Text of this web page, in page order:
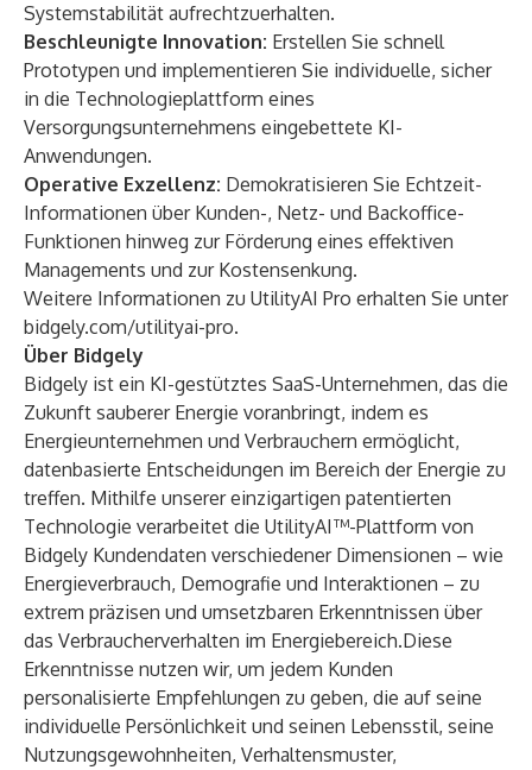
Systemstabilität aufrechtzuerhalten.
Beschleunigte Innovation: Erstellen Sie schnell
Prototypen und implementieren Sie individuelle, sicher
in die Technologieplattform eines
Versorgungsunternehmens eingebettete KI-
Anwendungen.
Operative Exzellenz: Demokratisieren Sie Echtzeit-
Informationen über Kunden-, Netz- und Backoffice-
Funktionen hinweg zur Förderung eines effektiven
Managements und zur Kostensenkung.
Weitere Informationen zu UtilityAI Pro erhalten Sie unter
bidgely.com/utilityai-pro.
Über Bidgely
Bidgely ist ein KI-gestütztes SaaS-Unternehmen, das die
Zukunft sauberer Energie voranbringt, indem es
Energieunternehmen und Verbrauchern ermöglicht,
datenbasierte Entscheidungen im Bereich der Energie zu
treffen. Mithilfe unserer einzigartigen patentierten
Technologie verarbeitet die UtilityAI™-Plattform von
Bidgely Kundendaten verschiedener Dimensionen – wie
Energieverbrauch, Demografie und Interaktionen – zu
extrem präzisen und umsetzbaren Erkenntnissen über
das Verbraucherverhalten im Energiebereich.Diese
Erkenntnisse nutzen wir, um jedem Kunden
personalisierte Empfehlungen zu geben, die auf seine
individuelle Persönlichkeit und seinen Lebensstil, seine
Nutzungsgewohnheiten, Verhaltensmuster,